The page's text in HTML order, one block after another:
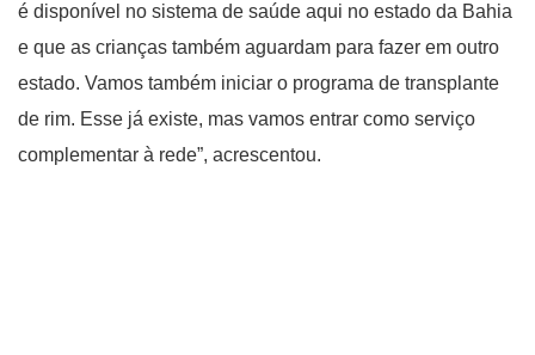
é disponível no sistema de saúde aqui no estado da Bahia
e que as crianças também aguardam para fazer em outro
estado. Vamos também iniciar o programa de transplante
de rim. Esse já existe, mas vamos entrar como serviço
complementar à rede”, acrescentou.